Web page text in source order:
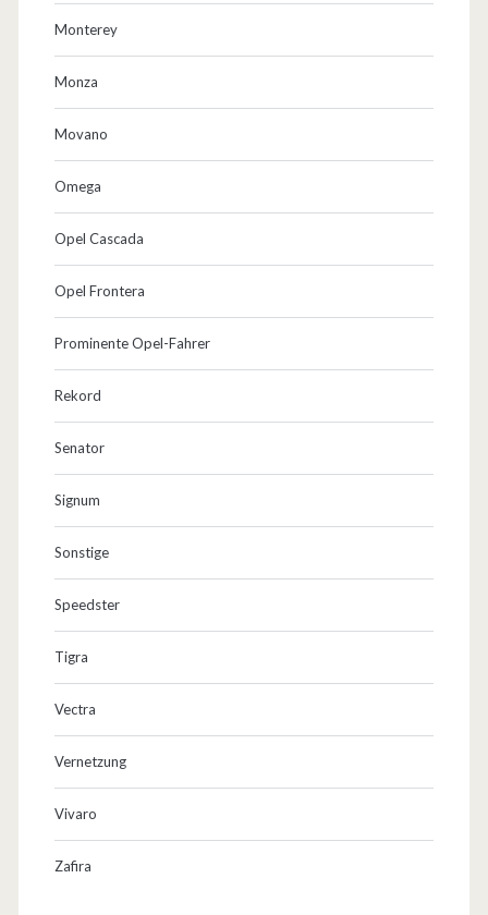
Monterey
Monza
Movano
Omega
Opel Cascada
Opel Frontera
Prominente Opel-Fahrer
Rekord
Senator
Signum
Sonstige
Speedster
Tigra
Vectra
Vernetzung
Vivaro
Zafira